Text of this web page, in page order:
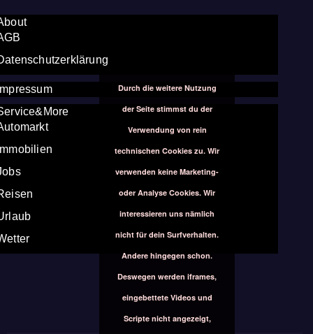
Durch die weitere Nutzung
der Seite stimmst du der
Verwendung von rein
technischen Cookies zu. Wir
verwenden keine Marketing-
oder Analyse Cookies. Wir
interessieren uns nämlich
nicht für dein Surfverhalten.
Andere hingegen schon.
Deswegen werden iframes,
eingebettete Videos und
Scripte nicht angezeigt,